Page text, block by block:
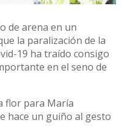
de arena en un
la paralización de la
19 ha traído consigo
en el seno de
flor para María
hace un guiño al gesto